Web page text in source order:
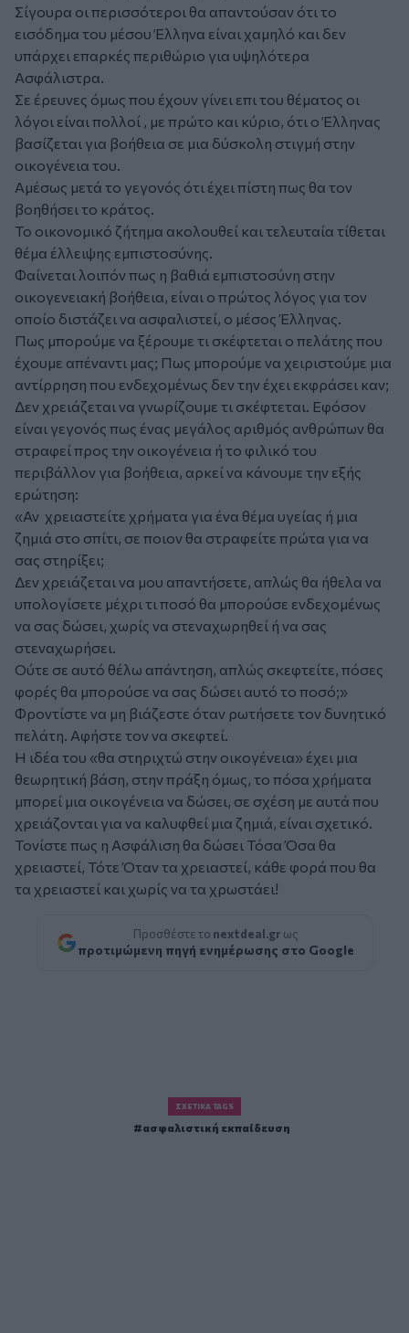
Σίγουρα οι περισσότεροι θα απαντούσαν ότι το
εισόδημα του μέσου Έλληνα είναι χαμηλό και δεν
υπάρχει επαρκές περιθώριο για υψηλότερα
Ασφάλιστρα.
Σε έρευνες όμως που έχουν γίνει επι του θέματος οι
λόγοι είναι πολλοί , με πρώτο και κύριο, ότι ο Έλληνας
βασίζεται για βοήθεια σε μια δύσκολη στιγμή στην
οικογένεια του.
Αμέσως μετά το γεγονός ότι έχει πίστη πως θα τον
βοηθήσει το κράτος.
Το οικονομικό ζήτημα ακολουθεί και τελευταία τίθεται
θέμα έλλειψης εμπιστοσύνης.
Φαίνεται λοιπόν πως η βαθιά εμπιστοσύνη στην
οικογενειακή βοήθεια, είναι ο πρώτος λόγος για τον
οποίο διστάζει να ασφαλιστεί, ο μέσος Έλληνας.
Πως μπορούμε να ξέρουμε τι σκέφτεται ο πελάτης που
έχουμε απέναντι μας; Πως μπορούμε να χειριστούμε μια
αντίρρηση που ενδεχομένως δεν την έχει εκφράσει καν;
Δεν χρειάζεται να γνωρίζουμε τι σκέφτεται. Εφόσον
είναι γεγονός πως ένας μεγάλος αριθμός ανθρώπων θα
στραφεί προς την οικογένεια ή το φιλικό του
περιβάλλον για βοήθεια, αρκεί να κάνουμε την εξής
ερώτηση:
«Αν χρειαστείτε χρήματα για ένα θέμα υγείας ή μια
ζημιά στο σπίτι, σε ποιον θα στραφείτε πρώτα για να
σας στηρίξει;
Δεν χρειάζεται να μου απαντήσετε, απλώς θα ήθελα να
υπολογίσετε μέχρι τι ποσό θα μπορούσε ενδεχομένως
να σας δώσει, χωρίς να στεναχωρηθεί ή να σας
στεναχωρήσει.
Ούτε σε αυτό θέλω απάντηση, απλώς σκεφτείτε, πόσες
φορές θα μπορούσε να σας δώσει αυτό το ποσό;»
Φροντίστε να μη βιάζεστε όταν ρωτήσετε τον δυνητικό
πελάτη. Αφήστε τον να σκεφτεί.
Η ιδέα του «θα στηριχτώ στην οικογένεια» έχει μια
θεωρητική βάση, στην πράξη όμως, το πόσα χρήματα
μπορεί μια οικογένεια να δώσει, σε σχέση με αυτά που
χρειάζονται για να καλυφθεί μια ζημιά, είναι σχετικό.
Τονίστε πως η Ασφάλιση θα δώσει Τόσα Όσα θα
χρειαστεί, Τότε Όταν τα χρειαστεί, κάθε φορά που θα
τα χρειαστεί και χωρίς να τα χρωστάει!
Προσθέστε το nextdeal.gr ως
προτιμώμενη πηγή ενημέρωσης στο Google
ΣΧΕΤΙΚΆ TAGS
ασφαλιστική εκπαίδευση